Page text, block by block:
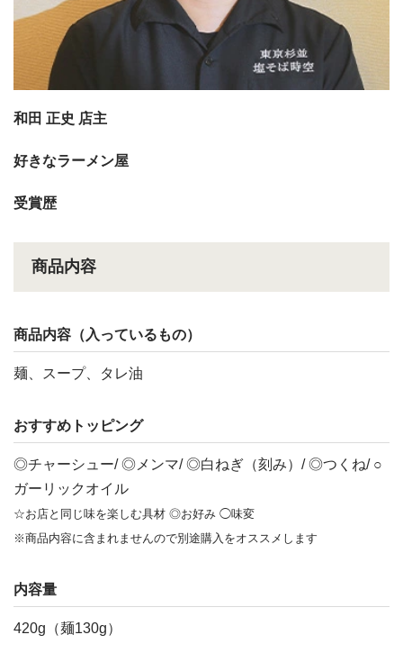
和田 正史 店主
好きなラーメン屋
受賞歴
商品内容
商品内容（入っているもの）
麺、スープ、タレ油
おすすめトッピング
◎チャーシュー/ ◎メンマ/ ◎白ねぎ（刻み）/ ◎つくね/ ○
ガーリックオイル
☆お店と同じ味を楽しむ具材 ◎お好み ◯味変
※商品内容に含まれませんので別途購入をオススメします
内容量
420g（麺130g）